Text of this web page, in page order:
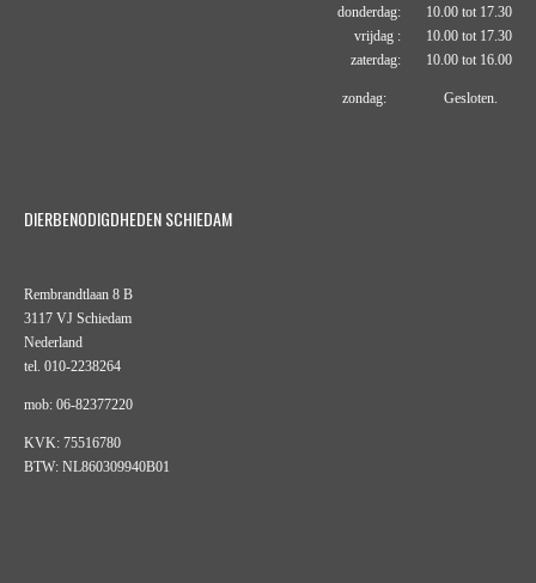
donderdag: 10.00 tot 17.30
vrijdag : 10.00 tot 17.30
zaterdag: 10.00 tot 16.00
zondag: Gesloten.
DIERBENODIGDHEDEN SCHIEDAM
Rembrandtlaan 8 B
3117 VJ Schiedam
Nederland
tel. 010-2238264
mob: 06-82377220
KVK: 75516780
BTW: NL860309940B01